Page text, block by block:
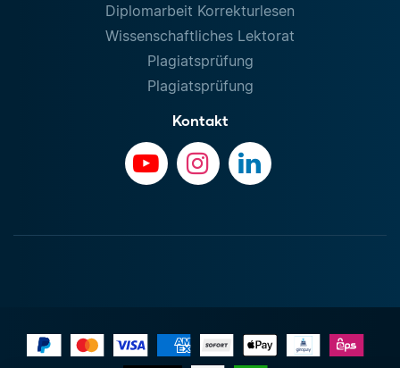
Diplomarbeit Korrekturlesen
Wissenschaftliches Lektorat
Plagiatsprüfung
Plagiatsprüfung
Kontakt